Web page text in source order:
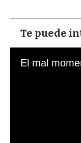
Te puede